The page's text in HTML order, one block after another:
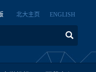
北大主页 ENGLISH